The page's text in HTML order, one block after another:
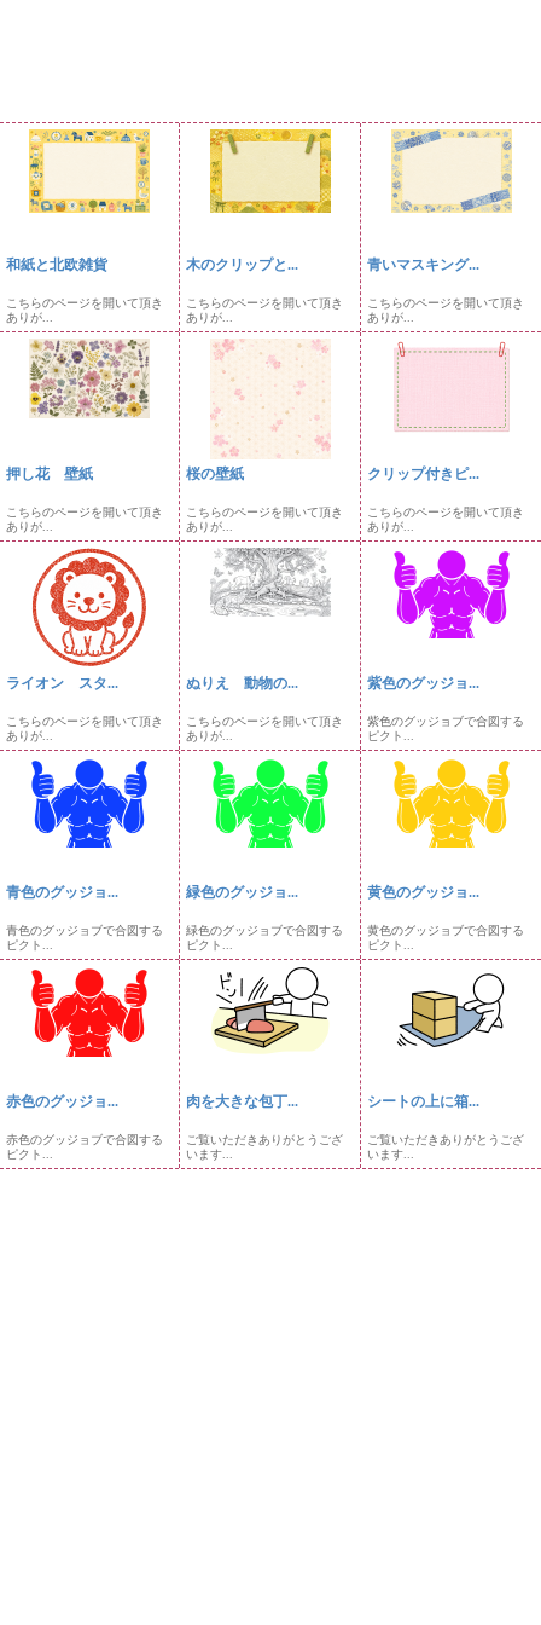
和紙と北欧雑貨
こちらのページを開いて頂き
ありが...
木のクリップと...
こちらのページを開いて頂き
ありが...
青いマスキング...
こちらのページを開いて頂き
ありが...
押し花 壁紙
こちらのページを開いて頂き
ありが...
桜の壁紙
こちらのページを開いて頂き
ありが...
クリップ付きピ...
こちらのページを開いて頂き
ありが...
ライオン スタ...
こちらのページを開いて頂き
ありが...
ぬりえ 動物の...
こちらのページを開いて頂き
ありが...
紫色のグッジョ...
紫色のグッジョブで合図する
ピクト...
青色のグッジョ...
青色のグッジョブで合図する
ピクト...
緑色のグッジョ...
緑色のグッジョブで合図する
ピクト...
黄色のグッジョ...
黄色のグッジョブで合図する
ピクト...
赤色のグッジョ...
赤色のグッジョブで合図する
ピクト...
肉を大きな包丁...
ご覧いただきありがとうござ
います...
シートの上に箱...
ご覧いただきありがとうござ
います...